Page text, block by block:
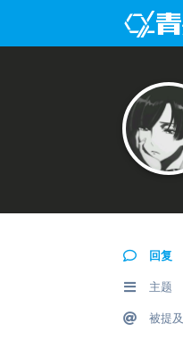
回复
主题
被提及